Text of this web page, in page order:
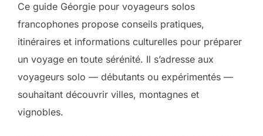
Ce guide Géorgie pour voyageurs solos
francophones propose conseils pratiques,
itinéraires et informations culturelles pour préparer
un voyage en toute sérénité. Il s’adresse aux
voyageurs solo — débutants ou expérimentés —
souhaitant découvrir villes, montagnes et
vignobles.